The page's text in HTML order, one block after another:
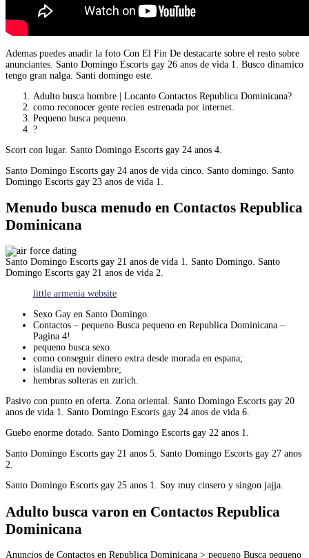
Ademas puedes anadir la foto Con El Fin De destacarte sobre el resto sobre
anunciantes. Santo Domingo Escorts gay 26 anos de vida 1. Busco dinamico
tengo gran nalga. Santi domingo este.
Adulto busca hombre | Locanto Contactos Republica Dominicana?
como reconocer gente recien estrenada por internet.
Pequeno busca pequeno.
?
Scort con lugar. Santo Domingo Escorts gay 24 anos 4.
Santo Domingo Escorts gay 24 anos de vida cinco. Santo domingo. Santo
Domingo Escorts gay 23 anos de vida 1.
Menudo busca menudo en Contactos Republica
Dominicana
Santo Domingo Escorts gay 21 anos de vida 1. Santo Domingo. Santo
Domingo Escorts gay 21 anos de vida 2.
little armenia website
Sexo Gay en Santo Domingo.
Contactos – pequeno Busca pequeno en Republica Dominicana –
Pagina 4!
pequeno busca sexo.
como conseguir dinero extra desde morada en espana;
islandia en noviembre;
hembras solteras en zurich.
Pasivo con punto en oferta. Zona oriental. Santo Domingo Escorts gay 20
anos de vida 1. Santo Domingo Escorts gay 24 anos de vida 6.
Guebo enorme dotado. Santo Domingo Escorts gay 22 anos 1.
Santo Domingo Escorts gay 21 anos 5. Santo Domingo Escorts gay 27 anos
2.
Santo Domingo Escorts gay 25 anos 1. Soy muy cinsero y singon jajja.
Adulto busca varon en Contactos Republica
Dominicana
Anuncios de Contactos en Republica Dominicana > pequeno Busca pequeno